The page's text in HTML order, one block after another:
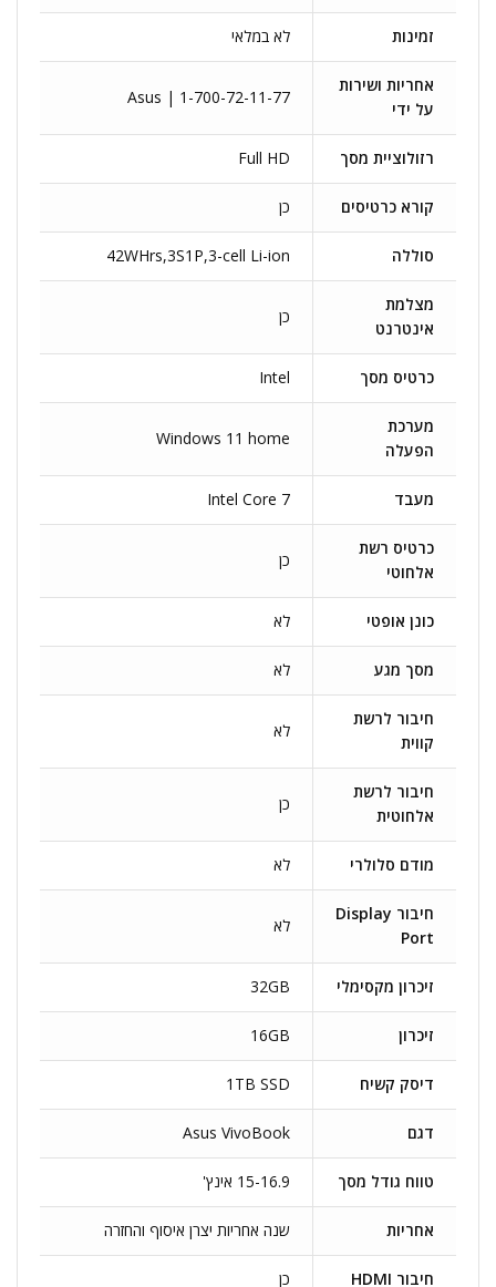
זמינות לא במלאי
אחריות ושירות
על ידי
Asus | 1-700-72-11-77
רזולוציית מסך Full HD
קורא כרטיסים כן
סוללה 42WHrs,3S1P,3-cell Li-ion
מצלמת
אינטרנט
כן
כרטיס מסך Intel
מערכת
הפעלה
Windows 11 home
מעבד Intel Core 7
כרטיס רשת
אלחוטי
כן
כונן אופטי לא
מסך מגע לא
חיבור לרשת
קווית
לא
חיבור לרשת
אלחוטית
כן
מודם סלולרי לא
חיבור Display
Port
לא
זיכרון מקסימלי 32GB
זיכרון 16GB
דיסק קשיח 1TB SSD
דגם Asus VivoBook
טווח גודל מסך 15-16.9 אינץ'
אחריות שנה אחריות יצרן איסוף והחזרה
חיבור HDMI כן